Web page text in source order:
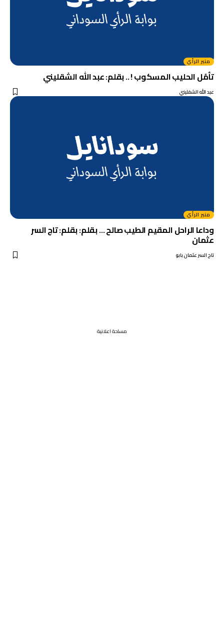
منبر الرأي
تأمُل الحليب المسكوب ! .. بقلم: عبد الله الشقليني
عبد الله الشقليني
منبر الرأي
وداعا الراحل المقيم الطيب صالح … بقلم: بقلم: تاج السر
عثمان
تاج السر عثمان بابو
مساحة اعلانية